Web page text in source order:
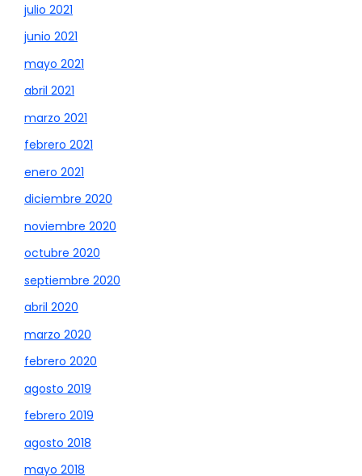
julio 2021
junio 2021
mayo 2021
abril 2021
marzo 2021
febrero 2021
enero 2021
diciembre 2020
noviembre 2020
octubre 2020
septiembre 2020
abril 2020
marzo 2020
febrero 2020
agosto 2019
febrero 2019
agosto 2018
mayo 2018